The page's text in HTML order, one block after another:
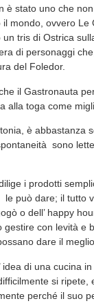
è stato uno che
mondo, ovvero Le
tris di Ostrica
di personaggi
del Foledor.
il Gastronauta
alla toga come
è abbastanza
sono
i prodotti
le può dare; il tutto
o dell’ happy
con levità e
dare il
idea di una cucina
si ripete,
perché il suo